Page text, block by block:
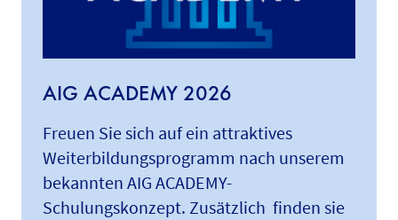
AIG ACADEMY 2026
Freuen Sie sich auf ein attraktives
Weiterbildungsprogramm nach unserem
bekannten AIG ACADEMY-
Schulungskonzept. Zusätzlich finden sie